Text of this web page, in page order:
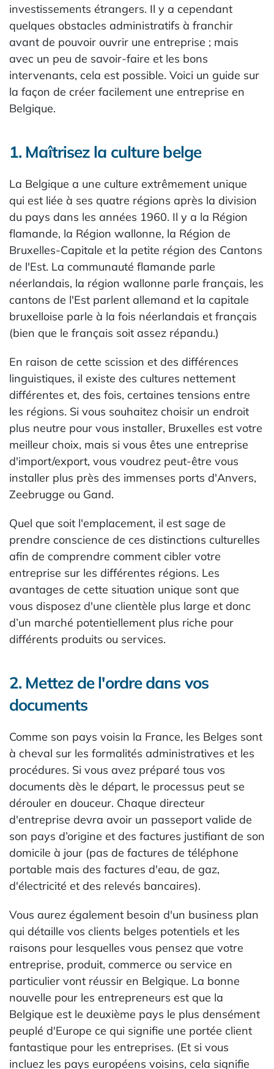
investissements étrangers. Il y a cependant
quelques obstacles administratifs à franchir
avant de pouvoir ouvrir une entreprise ; mais
avec un peu de savoir-faire et les bons
intervenants, cela est possible. Voici un guide sur
la façon de créer facilement une entreprise en
Belgique.
1. Maîtrisez la culture belge
La Belgique a une culture extrêmement unique
qui est liée à ses quatre régions après la division
du pays dans les années 1960. Il y a la Région
flamande, la Région wallonne, la Région de
Bruxelles-Capitale et la petite région des Cantons
de l'Est. La communauté flamande parle
néerlandais, la région wallonne parle français, les
cantons de l'Est parlent allemand et la capitale
bruxelloise parle à la fois néerlandais et français
(bien que le français soit assez répandu.)
En raison de cette scission et des différences
linguistiques, il existe des cultures nettement
différentes et, des fois, certaines tensions entre
les régions. Si vous souhaitez choisir un endroit
plus neutre pour vous installer, Bruxelles est votre
meilleur choix, mais si vous êtes une entreprise
d'import/export, vous voudrez peut-être vous
installer plus près des immenses ports d'Anvers,
Zeebrugge ou Gand.
Quel que soit l'emplacement, il est sage de
prendre conscience de ces distinctions culturelles
afin de comprendre comment cibler votre
entreprise sur les différentes régions. Les
avantages de cette situation unique sont que
vous disposez d'une clientèle plus large et donc
d’un marché potentiellement plus riche pour
différents produits ou services.
2. Mettez de l'ordre dans vos
documents
Comme son pays voisin la France, les Belges sont
à cheval sur les formalités administratives et les
procédures. Si vous avez préparé tous vos
documents dès le départ, le processus peut se
dérouler en douceur. Chaque directeur
d'entreprise devra avoir un passeport valide de
son pays d’origine et des factures justifiant de son
domicile à jour (pas de factures de téléphone
portable mais des factures d'eau, de gaz,
d'électricité et des relevés bancaires).
Vous aurez également besoin d'un business plan
qui détaille vos clients belges potentiels et les
raisons pour lesquelles vous pensez que votre
entreprise, produit, commerce ou service en
particulier vont réussir en Belgique. La bonne
nouvelle pour les entrepreneurs est que la
Belgique est le deuxième pays le plus densément
peuplé d'Europe ce qui signifie une portée client
fantastique pour les entreprises. (Et si vous
incluez les pays européens voisins, cela signifie